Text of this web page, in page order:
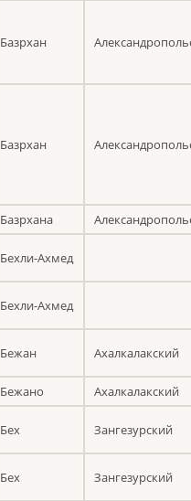
Базрхан
Базрхан
Базрхана
Бехли-Ахмед
Бехли-Ахмед
Бежан Ахалкалакский
Бежано Ахалкалакский
Бех Зангезурский
Бех Зангезурский